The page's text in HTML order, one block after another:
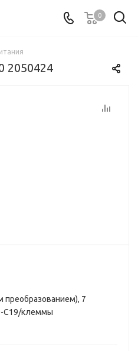
0
2050424
преобразованием), 7
C19/клеммы